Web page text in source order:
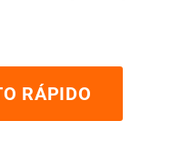
RÁPIDO